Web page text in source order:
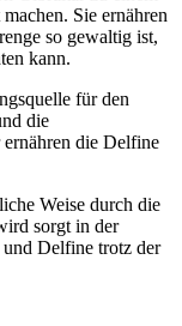
Sie ernähren
so gewaltig ist,
kann.
für den
die
die Delfine
Weise durch die
sorgt in der
und Delfine trotz der